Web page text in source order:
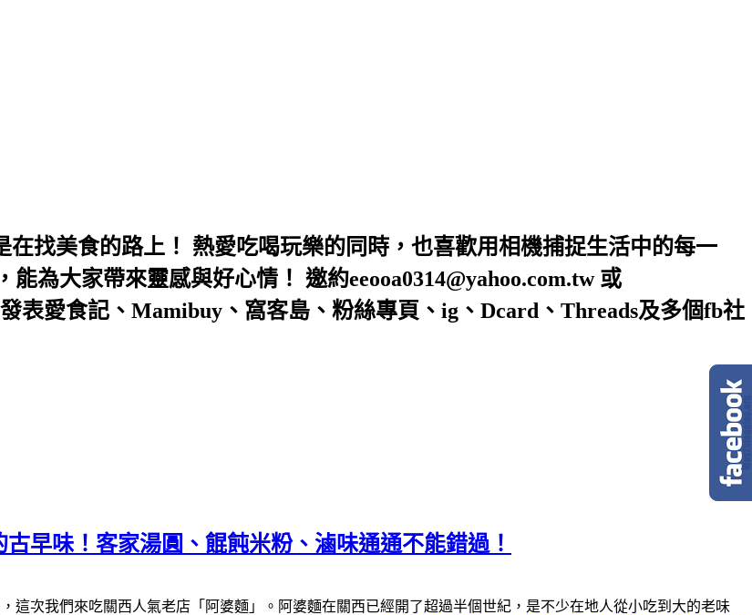
找美食的路上！ 熱愛吃喝玩樂的同時，也喜歡用相機捕捉生活中的每一
為大家帶來靈感與好心情！ 邀約eeooa0314@yahoo.com.tw 或
表愛食記、Mamibuy、窩客島、粉絲專頁、ig、Dcard、Threads及多個fb社
早味！客家湯圓、餛飩米粉、滷味通通不能錯過！
這次我們來吃關西人氣老店「阿婆麵」。阿婆麵在關西已經開了超過半個世紀，是不少在地人從小吃到大的老味